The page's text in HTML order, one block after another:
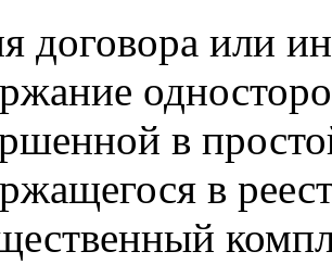
договора или
в
в